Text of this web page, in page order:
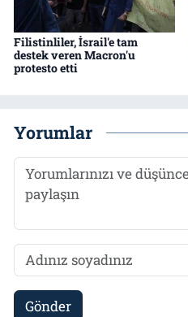
Filistinliler, İsrail'e tam
destek veren Macron'u
protesto etti
Yorumlar
Gönder